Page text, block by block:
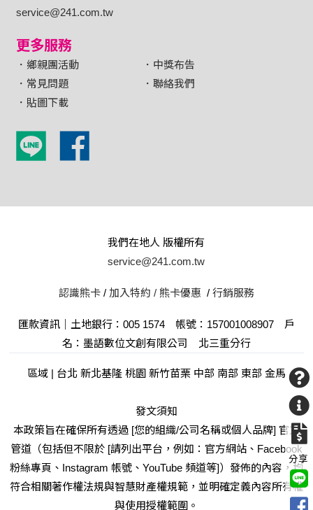
service@241.com.tw
更多服務
．鄉親團活動
．中獎布告
．常見問題
．聯絡我們
．貼圖下載
我們在地人 版權所有
service@241.com.tw
認識熊卡/ 加入特約 /熊卡優惠 / 行銷服務
匯款資訊｜土地銀行：005 1574 帳號：157001008907 戶
名：墨語數位文創有限公司 北三重分行
區域 | 台北 新北基隆 桃園 新竹苗栗 中部 南部 東部 金馬
發文須知
本政策旨在確保所有透過 [您的組織/公司名稱或個人品牌] 官方
管道（包括但不限於 [請列出平台，例如：官方網站、Facebook
粉絲專頁、Instagram 帳號、YouTube 頻道等]）發佈的內容，均
符合相關著作權法規與智慧財產權規範，並明確定義內容所有權
與使用授權範圍。
分享